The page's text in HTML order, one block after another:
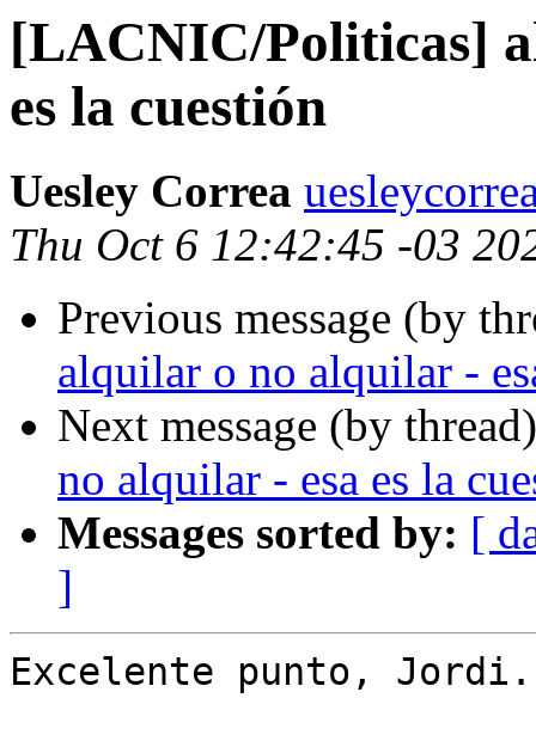
[LACNIC/Politicas]
es la cuestión
Uesley Correa
Thu Oct 6 12:42:45 -03
Previous message (by
alquilar o no alquilar -
Next message (by
no alquilar - esa es la
Messages sorted by: [
]
Excelente punto, Jordi.